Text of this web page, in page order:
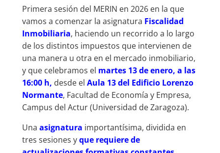
Primera sesión del MERIN en 2026 en la que
vamos a comenzar la asignatura Fiscalidad
Inmobiliaria, haciendo un recorrido a lo largo
de los distintos impuestos que intervienen de
una manera u otra en el mercado inmobiliario,
y que celebramos el martes 13 de enero, a las
16:00 h, desde el Aula 13 del Edificio Lorenzo
Normante, Facultad de Economía y Empresa,
Campus del Actur (Universidad de Zaragoza).
Una asignatura importantísima, dividida en
tres sesiones yque requiere de